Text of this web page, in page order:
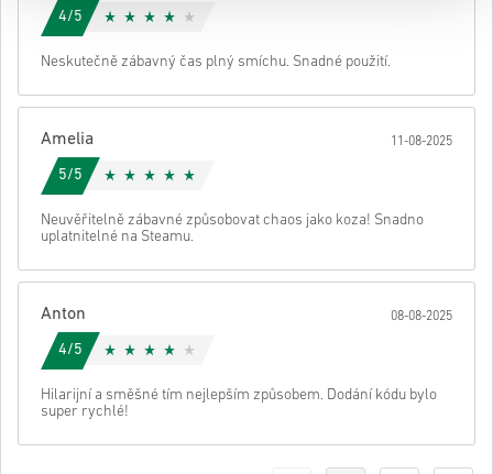
4/5
Neskutečně zábavný čas plný smíchu. Snadné použití.
Amelia 11-08-2025
5/5
Neuvěřitelně zábavné způsobovat chaos jako koza! Snadno
uplatnitelné na Steamu.
Anton 08-08-2025
4/5
Hilarijní a směšné tím nejlepším způsobem. Dodání kódu bylo
super rychlé!